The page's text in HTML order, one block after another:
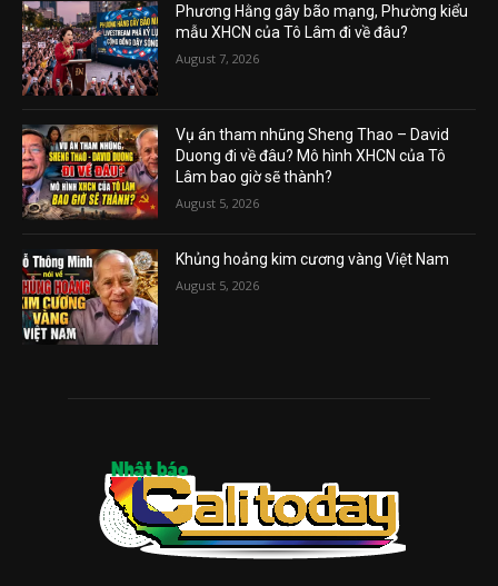
Phương Hằng gây bão mạng, Phường kiểu
mẫu XHCN của Tô Lâm đi về đâu?
August 7, 2026
Vụ án tham nhũng Sheng Thao – David
Duong đi về đâu? Mô hình XHCN của Tô
Lâm bao giờ sẽ thành?
August 5, 2026
Khủng hoảng kim cương vàng Việt Nam
August 5, 2026